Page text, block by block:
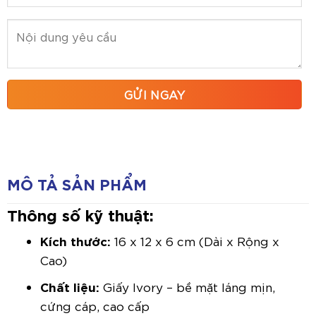
MÔ TẢ SẢN PHẨM
Thông số kỹ thuật:
Kích thước: 16 x 12 x 6 cm (Dài x Rộng x
Cao)
Chất liệu: Giấy Ivory – bề mặt láng mịn,
cứng cáp, cao cấp